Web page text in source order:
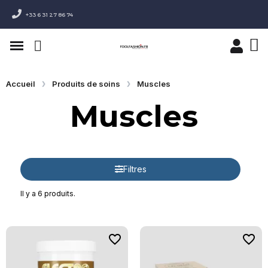
+33 6 31 27 86 74
Accueil Produits de soins Muscles
Muscles
Il y a 6 produits.
Filtres
favorite_border favorite_border